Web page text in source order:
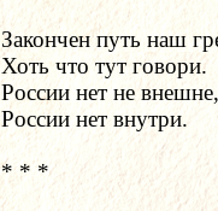
Закончен путь наш
Хоть что тут говори.
России нет не внешне,
России нет внутри.
* * *